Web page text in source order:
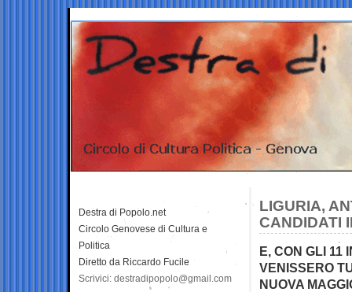
LIGURIA,
CANDIDATI
E, CON GLI 11
VENISSERO
NUOVA
Destra di Popolo.net
Circolo Genovese di Cultura e
Politica
Diretto da Riccardo Fucile
Scrivici: destradipopolo@gmail.com